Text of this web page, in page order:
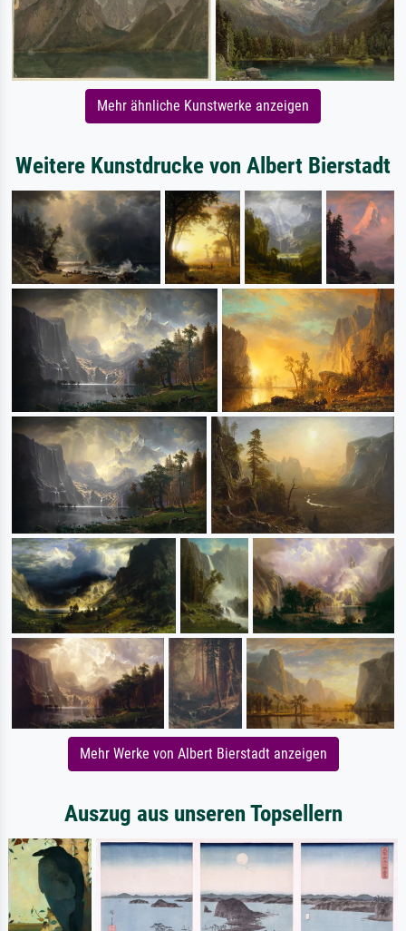
Mehr ähnliche Kunstwerke anzeigen
Weitere Kunstdrucke von Albert Bierstadt
Mehr Werke von Albert Bierstadt anzeigen
Auszug aus unseren Topsellern